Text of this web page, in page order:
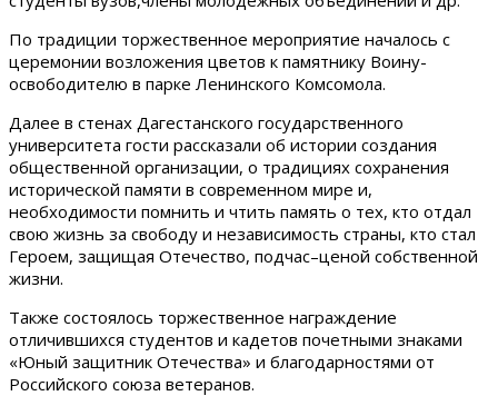
По традиции торжественное мероприятие началось с
церемонии возложения цветов к памятнику Воину-
освободителю в парке Ленинского Комсомола.
Далее в стенах Дагестанского государственного
университета гости рассказали об истории создания
общественной организации, о традициях сохранения
исторической памяти в современном мире и,
необходимости помнить и чтить память о тех, кто отдал
свою жизнь за свободу и независимость страны, кто стал
Героем, защищая Отечество, подчас–ценой собственной
жизни.
Также состоялось торжественное награждение
отличившихся студентов и кадетов почетными знаками
«Юный защитник Отечества» и благодарностями от
Российского союза ветеранов.